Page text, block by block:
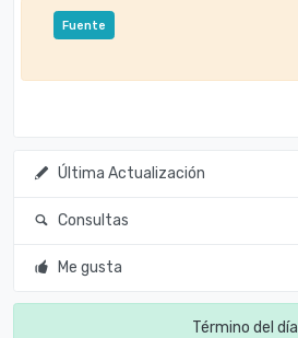
Fuente
Última Actualización
Consultas
Me gusta
Término del día